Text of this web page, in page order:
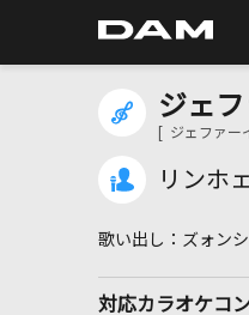
ジェ
[ ジェファー
リンホ
ズォン
対応カラオケコ